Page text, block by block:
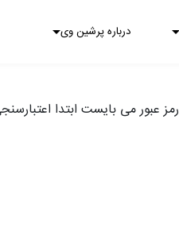
درباره پرشین وی